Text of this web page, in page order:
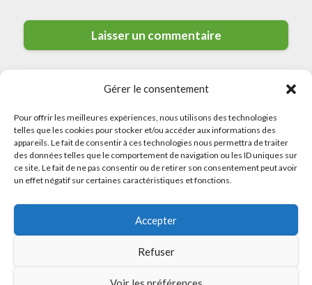
Gérer le consentement
Pour offrir les meilleures expériences, nous utilisons des technologies
telles que les cookies pour stocker et/ou accéder aux informations des
appareils. Le fait de consentir à ces technologies nous permettra de traiter
des données telles que le comportement de navigation ou les ID uniques sur
ce site. Le fait de ne pas consentir ou de retirer son consentement peut avoir
un effet négatif sur certaines caractéristiques et fonctions.
Accepter
Refuser
© 2026 Meilleurs Plombiers · All rights reserved
Mentions Légales
Politique de Cookies